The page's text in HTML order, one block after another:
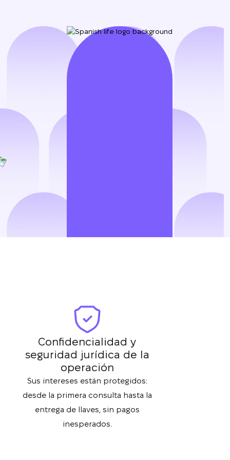
Confidencialidad y
seguridad jurídica de la
operación
Sus intereses están protegidos:
desde la primera consulta hasta la
entrega de llaves, sin pagos
inesperados.